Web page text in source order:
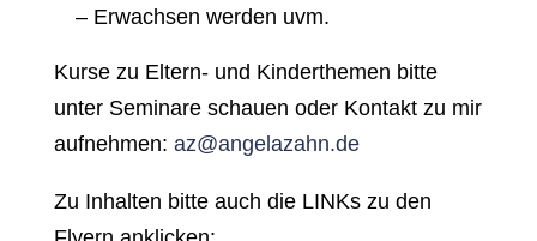
– Erwachsen werden uvm.
Kurse zu Eltern- und Kinderthemen bitte
unter Seminare schauen oder Kontakt zu mir
aufnehmen: az@angelazahn.de
Zu Inhalten bitte auch die LINKs zu den